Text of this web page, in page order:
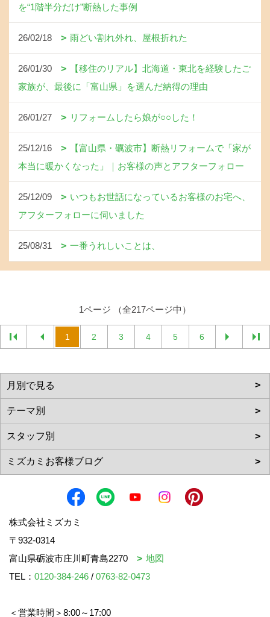
を“1階半分だけ”断熱した事例
26/02/18 雨どい割れ外れ、屋根折れた
26/01/30
【移住のリアル】北海道・東北を経験したご
家族が、最後に「富山県」を選んだ納得の理由
26/01/27 リフォームしたら娘が○○した！
25/12/16
【富山県・礪波市】断熱リフォームで「家が
本当に暖かくなった」｜お客様の声とアフターフォロー
25/12/09
いつもお世話になっているお客様のお宅へ、
アフターフォローに伺いました
25/08/31 一番うれしいことは、
1ページ （全217ページ中）
1 2 3 4 5 6
株式会社ミズカミ
〒932-0314
富山県砺波市庄川町青島2270
地図
TEL： 0120-384-246 / 0763-82-0473
＜営業時間＞8:00～17:00